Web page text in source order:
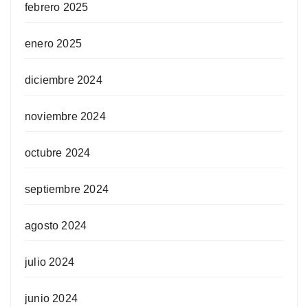
febrero 2025
enero 2025
diciembre 2024
noviembre 2024
octubre 2024
septiembre 2024
agosto 2024
julio 2024
junio 2024